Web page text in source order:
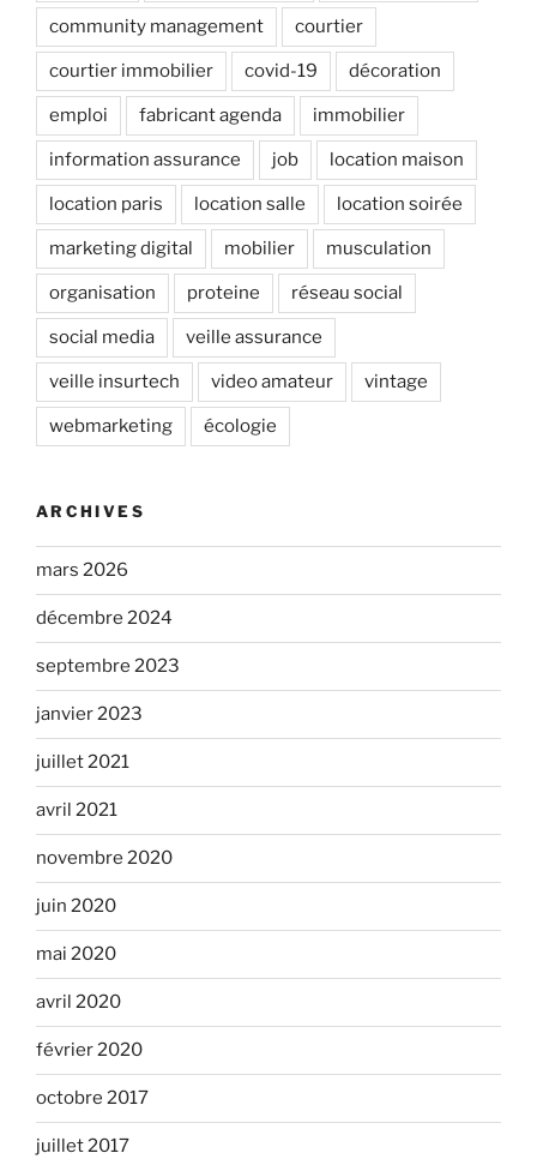
community management courtier
courtier immobilier covid-19 décoration
emploi fabricant agenda immobilier
information assurance job location maison
location paris location salle location soirée
marketing digital mobilier musculation
organisation proteine réseau social
social media veille assurance
veille insurtech video amateur vintage
webmarketing écologie
ARCHIVES
mars 2026
décembre 2024
septembre 2023
janvier 2023
juillet 2021
avril 2021
novembre 2020
juin 2020
mai 2020
avril 2020
février 2020
octobre 2017
juillet 2017